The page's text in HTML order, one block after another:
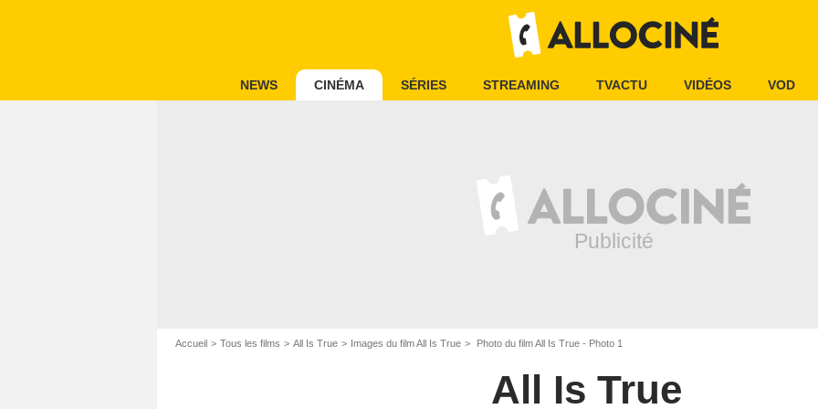
NEWS CINÉMA SÉRIES STREAMING TVACTU VIDÉOS VOD
Accueil Tous les films All Is True Images du film All Is True Photo du film All Is True - Photo 1
All Is True